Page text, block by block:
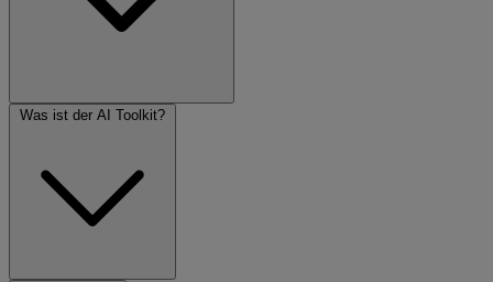
Was ist der AI Toolkit?